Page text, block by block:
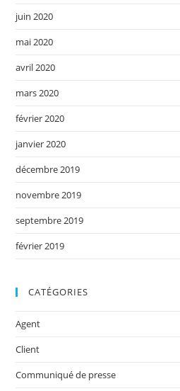
juin 2020
mai 2020
avril 2020
mars 2020
février 2020
janvier 2020
décembre 2019
novembre 2019
septembre 2019
février 2019
CATÉGORIES
Agent
Client
Communiqué de presse